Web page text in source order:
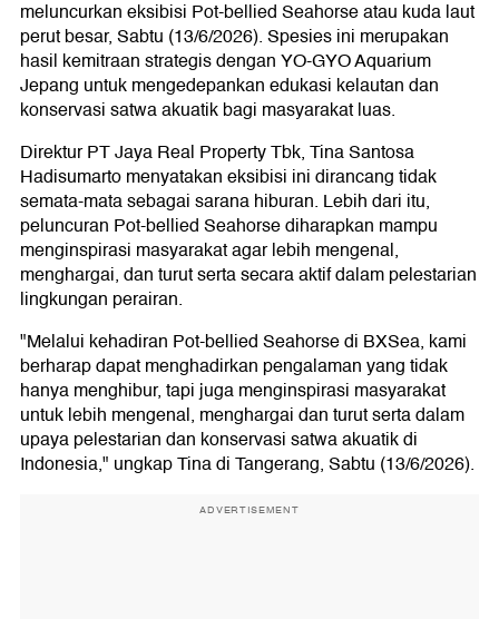
meluncurkan eksibisi Pot-bellied Seahorse atau kuda laut
perut besar, Sabtu (13/6/2026). Spesies ini merupakan
hasil kemitraan strategis dengan YO-GYO Aquarium
Jepang untuk mengedepankan edukasi kelautan dan
konservasi satwa akuatik bagi masyarakat luas.
Direktur PT Jaya Real Property Tbk, Tina Santosa
Hadisumarto menyatakan eksibisi ini dirancang tidak
semata-mata sebagai sarana hiburan. Lebih dari itu,
peluncuran Pot-bellied Seahorse diharapkan mampu
menginspirasi masyarakat agar lebih mengenal,
menghargai, dan turut serta secara aktif dalam pelestarian
lingkungan perairan.
"Melalui kehadiran Pot-bellied Seahorse di BXSea, kami
berharap dapat menghadirkan pengalaman yang tidak
hanya menghibur, tapi juga menginspirasi masyarakat
untuk lebih mengenal, menghargai dan turut serta dalam
upaya pelestarian dan konservasi satwa akuatik di
Indonesia," ungkap Tina di Tangerang, Sabtu (13/6/2026).
ADVERTISEMENT